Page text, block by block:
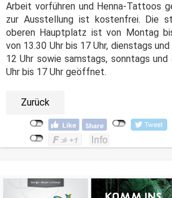
Arbeit vorführen und Henna-Tattoos
zur Ausstellung ist kostenfrei. Die
oberen Hauptplatz ist von Montag
von 13.30 Uhr bis 17 Uhr, dienstags
12 Uhr sowie samstags, sonntags und
Uhr bis 17 Uhr geöffnet.
Zurück